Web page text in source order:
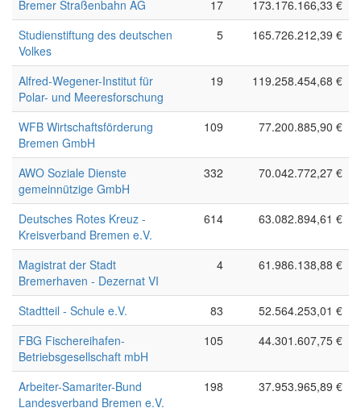
Bremer Straßenbahn AG
17
173.176.166,33 €
Studienstiftung des deutschen
Volkes
5 165.726.212,39 €
Alfred-Wegener-Institut für
Polar- und Meeresforschung
19 119.258.454,68 €
WFB Wirtschaftsförderung
Bremen GmbH
109 77.200.885,90 €
AWO Soziale Dienste
gemeinnützige GmbH
332 70.042.772,27 €
Deutsches Rotes Kreuz -
Kreisverband Bremen e.V.
614 63.082.894,61 €
Magistrat der Stadt
Bremerhaven - Dezernat VI
4 61.986.138,88 €
Stadtteil - Schule e.V. 83
52.564.253,01 €
FBG Fischereihafen-
Betriebsgesellschaft mbH
105 44.301.607,75 €
Arbeiter-Samariter-Bund
Landesverband Bremen e.V.
198 37.953.965,89 €